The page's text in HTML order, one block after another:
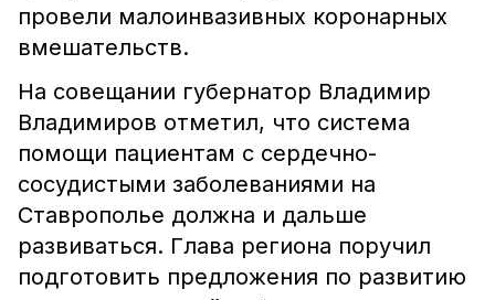
провели малоинвазивных коронарных
вмешательств.
На совещании губернатор Владимир
Владимиров отметил, что система
помощи пациентам с сердечно-
сосудистыми заболеваниями на
Ставрополье должна и дальше
развиваться. Глава региона поручил
подготовить предложения по развитию